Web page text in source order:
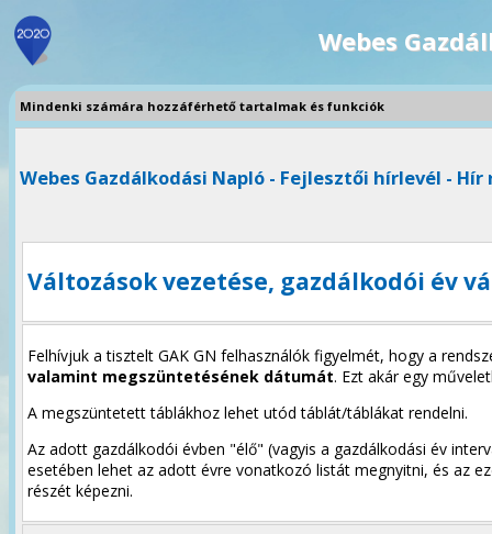
Webes
Mindenki számára hozzáférhető tartalmak és funkciók
Webes Gazdálkodási Napló - Fejlesztői hírlevél - Hír
Változások vezetése, gazdálkodói év
Felhívjuk a tisztelt GAK GN felhasználók figyelmét, hogy a
valamint megszüntetésének dátumát. Ezt akár egy
A megszüntetett táblákhoz lehet utód táblát/táblákat rendelni.
Az adott gazdálkodói évben "élő" (vagyis a gazdálkodási év
esetében lehet az adott évre vonatkozó listát megnyitni, és az
részét képezni.